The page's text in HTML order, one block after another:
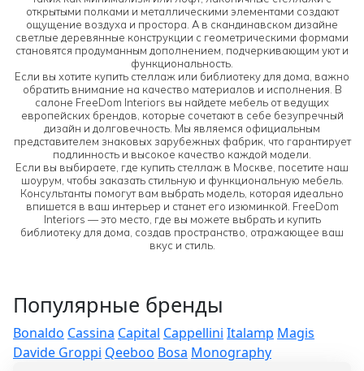
открытыми полками и металлическими элементами создают
ощущение воздуха и простора. А в скандинавском дизайне
светлые деревянные конструкции с геометрическими формами
становятся продуманным дополнением, подчеркивающим уют и
функциональность.
Если вы хотите купить стеллаж или библиотеку для дома, важно
обратить внимание на качество материалов и исполнения. В
салоне FreeDom Interiors вы найдете мебель от ведущих
европейских брендов, которые сочетают в себе безупречный
дизайн и долговечность. Мы являемся официальным
представителем знаковых зарубежных фабрик, что гарантирует
подлинность и высокое качество каждой модели.
Если вы выбираете, где купить стеллаж в Москве, посетите наш
шоурум, чтобы заказать стильную и функциональную мебель.
Консультанты помогут вам выбрать модель, которая идеально
впишется в ваш интерьер и станет его изюминкой. FreeDom
Interiors — это место, где вы можете выбрать и купить
библиотеку для дома, создав пространство, отражающее ваш
вкус и стиль.
Популярные бренды
Bonaldo Cassina Capital Cappellini Italamp Magis
Davide Groppi Qeeboo Bosa Monography